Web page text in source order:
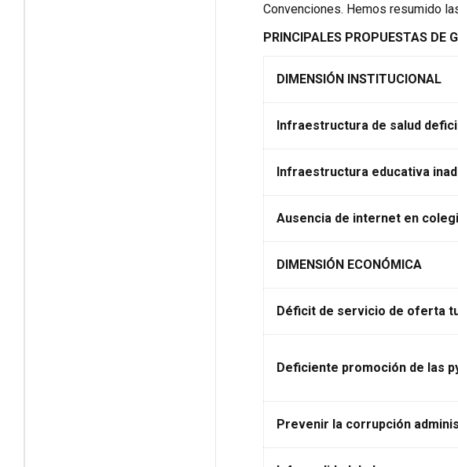
Convenciones. Hemos resumido
PRINCIPALES PROPUESTAS DE
DIMENSIÓN INSTITUCIONAL
Infraestructura de salud
Infraestructura educativa
Ausencia de internet en
DIMENSIÓN ECONÓMICA
Déficit de servicio de oferta
Deficiente promoción de las
Prevenir la corrupción